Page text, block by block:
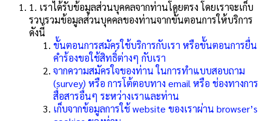
1. เราได้รับข้อมูลส่วนบุคคลจากท่านโดยตรง โดยเราจะเก็บ
รวบรวมข้อมูลส่วนบุคคลของท่านจากขั้นตอนการให้บริการ
ดังนี้
ขั้นตอนการสมัครใช้บริการกับเรา หรือขั้นตอนการยื่น
คำร้องขอใช้สิทธิ์ต่างๆ กับเรา
จากความสมัครใจของท่าน ในการทำแบบสอบถาม
(survey) หรือ การโต้ตอบทาง email หรือ ช่องทางการ
สื่อสารอื่นๆ ระหว่างเราและท่าน
เก็บจากข้อมูลการใช้ website ของเราผ่าน browser’s